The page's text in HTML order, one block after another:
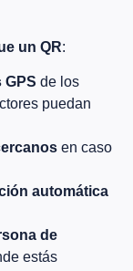
un QR:
GPS de los
puedan
en caso
automática
de
estás